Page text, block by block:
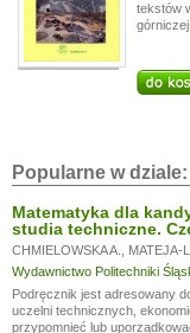
tekstów
górniczej
Popularne w dziale:
Matematyka dla
studia techniczne.
CHMIELOWSKA A. MATEJA-
Wydawnictwo Politechniki
Podręcznik jest adresowany
uczelni technicznych,
przypomnieć lub